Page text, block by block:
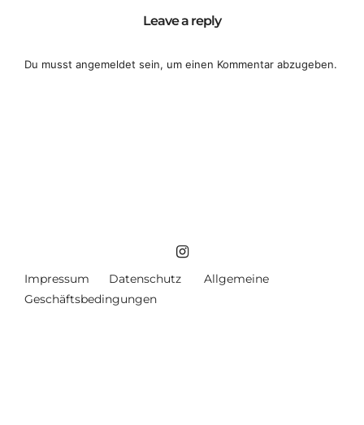
Leave a reply
Du musst angemeldet sein, um einen Kommentar abzugeben.
Impressum Datenschutz
Allgemeine
Geschäftsbedingungen